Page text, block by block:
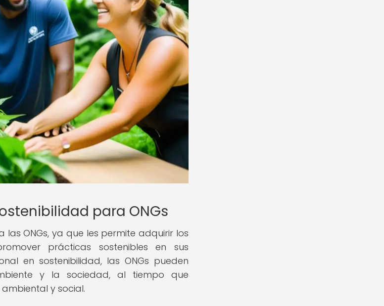
para ONGs
ONGs, ya que les permite adquirir los
prácticas sostenibles en sus
en sostenibilidad, las ONGs pueden
y la sociedad, al tiempo que
y social.